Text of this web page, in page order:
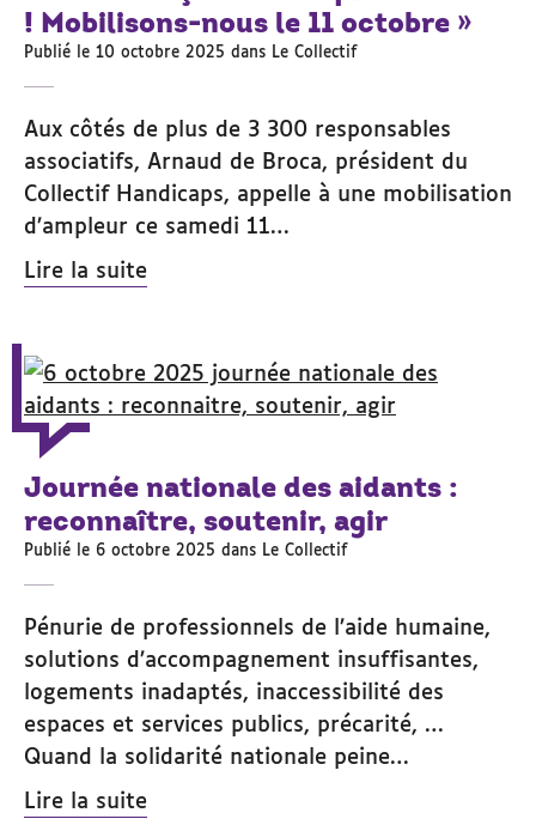
! Mobilisons-nous le 11 octobre »
Publié le 10 octobre 2025 dans Le Collectif
Aux côtés de plus de 3 300 responsables
associatifs, Arnaud de Broca, président du
Collectif Handicaps, appelle à une mobilisation
d’ampleur ce samedi 11…
Lire la suite
Journée nationale des aidants :
reconnaître, soutenir, agir
Publié le 6 octobre 2025 dans Le Collectif
Pénurie de professionnels de l’aide humaine,
solutions d’accompagnement insuffisantes,
logements inadaptés, inaccessibilité des
espaces et services publics, précarité, …
Quand la solidarité nationale peine…
Lire la suite